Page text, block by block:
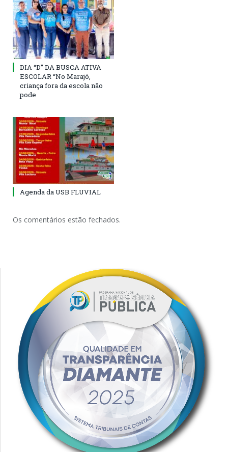
DIA “D” DA BUSCA ATIVA
ESCOLAR “No Marajó,
criança fora da escola não
pode
Agenda da USB FLUVIAL
Os comentários estão fechados.